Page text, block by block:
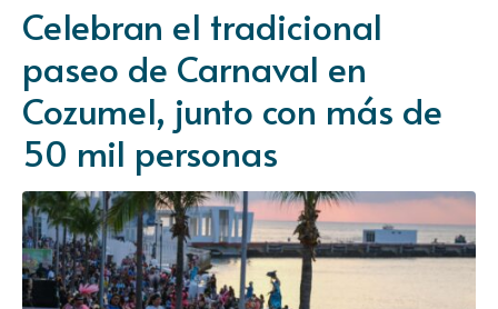
Celebran el tradicional
paseo de Carnaval en
Cozumel, junto con más de
50 mil personas